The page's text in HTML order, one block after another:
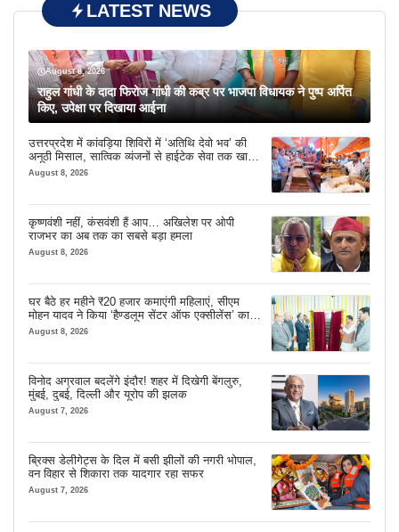
LATEST NEWS
August 8, 2026
राहुल गांधी के दादा फिरोज गांधी की कब्र पर भाजपा विधायक ने पुष्प अर्पित
किए, उपेक्षा पर दिखाया आईना
उत्तरप्रदेश में कांवड़िया शिविरों में ‘अतिथि देवो भव’ की
अनूठी मिसाल, सात्विक व्यंजनों से हाईटेक सेवा तक खास
इंतजाम
August 8, 2026
कृष्णवंशी नहीं, कंसवंशी हैं आप… अखिलेश पर ओपी
राजभर का अब तक का सबसे बड़ा हमला
August 8, 2026
घर बैठे हर महीने ₹20 हजार कमाएंगी महिलाएं, सीएम
मोहन यादव ने किया ‘हैण्डलूम सेंटर ऑफ एक्सीलेंस’ का
शुभारंभ
August 8, 2026
विनोद अग्रवाल बदलेंगे इंदौर! शहर में दिखेगी बेंगलुरु,
मुंबई, दुबई, दिल्ली और यूरोप की झलक
August 7, 2026
ब्रिक्स डेलीगेट्स के दिल में बसी झीलों की नगरी भोपाल,
वन विहार से शिकारा तक यादगार रहा सफर
August 7, 2026